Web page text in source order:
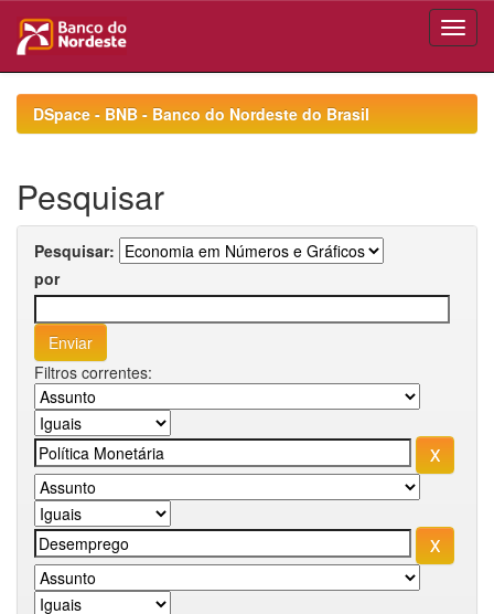
navigationDSpace - BNB - Banco do Nordeste do Brasil
Pesquisar
Pesquisar:
por
Filtros correntes: